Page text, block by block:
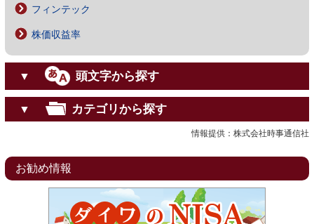
フィンテック
株価収益率
▼ 頭文字から探す
▼ カテゴリから探す
情報提供：株式会社時事通信社
お勧め情報